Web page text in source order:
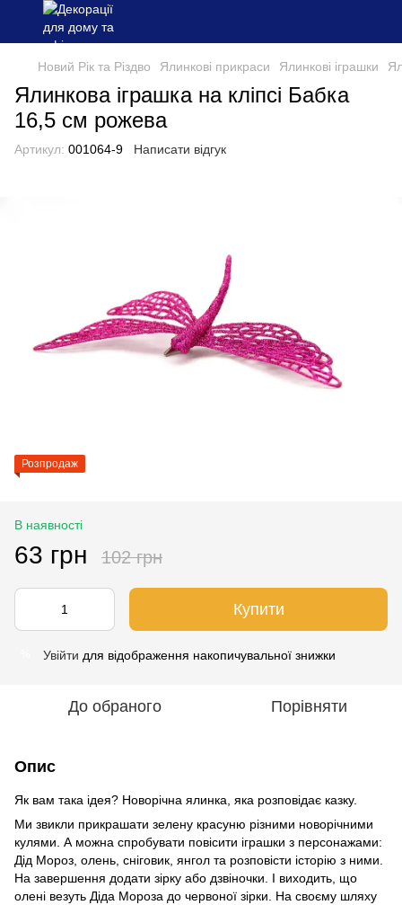
Новий Рік та Різдво Ялинкові прикраси Ялинкові іграшки
Ялинкова іграшка на кліпсі Бабка
16,5 см рожева
Артикул: 001064-9 Написати відгук
Розпродаж
В наявності
63 грн 102 грн
Купити
Увійти для відображення накопичувальної знижки
До обраного Порівняти
Опис
Як вам така ідея? Новорічна ялинка, яка розповідає казку.
Ми звикли прикрашати зелену красуню різними новорічними
кулями. А можна спробувати повісити іграшки з персонажами:
Дід Мороз, олень, сніговик, янгол та розповісти історію з ними.
На завершення додати зірку або дзвіночки. І виходить, що
олені везуть Діда Мороза до червоної зірки. На своєму шляху